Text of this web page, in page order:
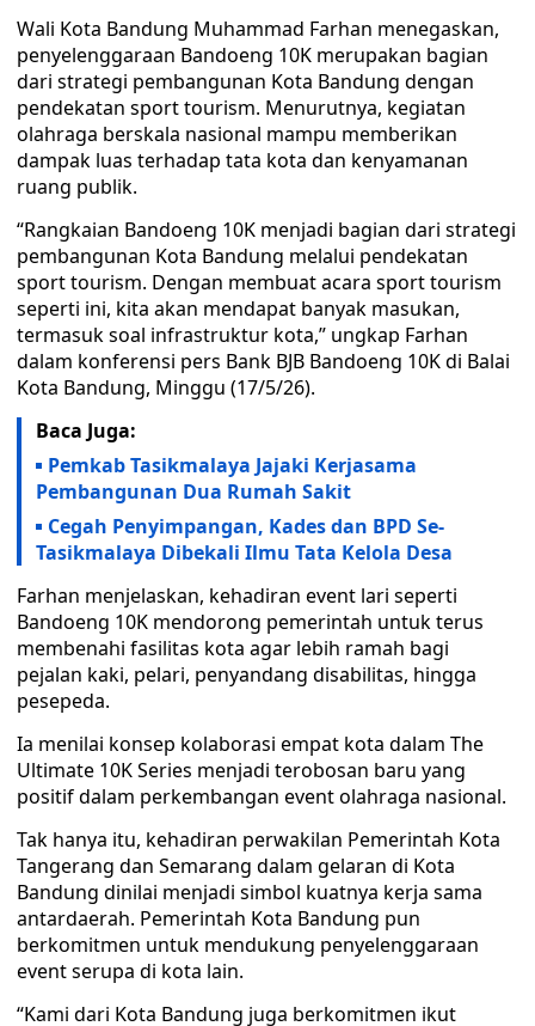
Wali Kota Bandung Muhammad Farhan menegaskan,
penyelenggaraan Bandoeng 10K merupakan bagian
dari strategi pembangunan Kota Bandung dengan
pendekatan sport tourism. Menurutnya, kegiatan
olahraga berskala nasional mampu memberikan
dampak luas terhadap tata kota dan kenyamanan
ruang publik.
“Rangkaian Bandoeng 10K menjadi bagian dari strategi
pembangunan Kota Bandung melalui pendekatan
sport tourism. Dengan membuat acara sport tourism
seperti ini, kita akan mendapat banyak masukan,
termasuk soal infrastruktur kota,” ungkap Farhan
dalam konferensi pers Bank BJB Bandoeng 10K di Balai
Kota Bandung, Minggu (17/5/26).
Baca Juga:
Pemkab Tasikmalaya Jajaki Kerjasama
Pembangunan Dua Rumah Sakit
Cegah Penyimpangan, Kades dan BPD Se-
Tasikmalaya Dibekali Ilmu Tata Kelola Desa
Farhan menjelaskan, kehadiran event lari seperti
Bandoeng 10K mendorong pemerintah untuk terus
membenahi fasilitas kota agar lebih ramah bagi
pejalan kaki, pelari, penyandang disabilitas, hingga
pesepeda.
Ia menilai konsep kolaborasi empat kota dalam The
Ultimate 10K Series menjadi terobosan baru yang
positif dalam perkembangan event olahraga nasional.
Tak hanya itu, kehadiran perwakilan Pemerintah Kota
Tangerang dan Semarang dalam gelaran di Kota
Bandung dinilai menjadi simbol kuatnya kerja sama
antardaerah. Pemerintah Kota Bandung pun
berkomitmen untuk mendukung penyelenggaraan
event serupa di kota lain.
“Kami dari Kota Bandung juga berkomitmen ikut